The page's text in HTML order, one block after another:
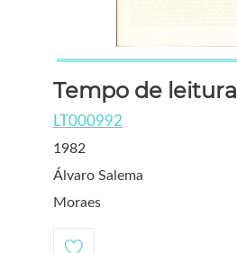
Tempo de leitura
LT000992
1982
Álvaro Salema
Moraes